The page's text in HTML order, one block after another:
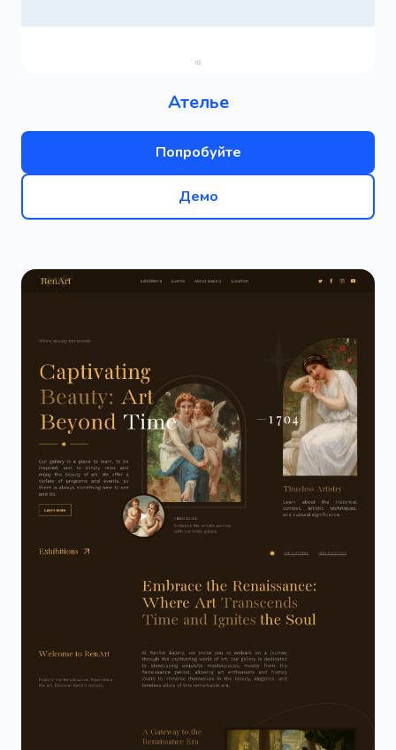
Ателье
Попробуйте
Демо